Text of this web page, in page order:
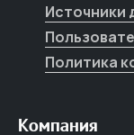
Источники
Политика
Компания